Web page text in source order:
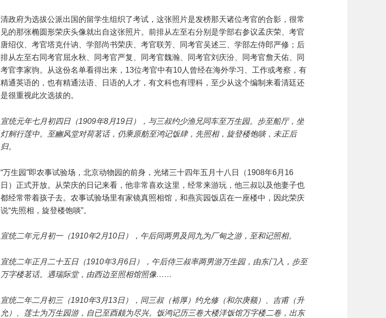
清政府为选拔公派出国的留学生组织了考试，这张照片是发榜那天诸位考官的合影，很常
见的那张椭圆形荣庆头像就出自这张照片。前排从左至右分别是学部右参议孟庆荣、考官
唐绍仪、考官塔克什讷、学部尚书荣庆、考官联芳、同考官吴述三、学部左侍郎严修；后
排从左至右同考官屈永秋、同考官严复、同考官魏瀚、同考官刘庆汾、同考官詹天佑、同
考官李家驹。从这份名单看得出来，13位考官中有10人曾经在海外学习、工作或考察，有
精通英语的，也有精通法语、日语的人才，有文科也有理科，至少从这个编制来看清廷还
是很重视此次选拔的。
宣统元年七月初四日（1909年8月19日），与三叔约少渔兄同车至万生园。步至船厅，坐
灯舸行莲中。至豳风堂对荷茗话，仍乘原舫至鸿记饭肆，先照相，旋登楼饱啖，未正后
归。
“万生园”即农事试验场，北京动物园的前身，光绪三十四年五月十八日（1908年6月16
日）正式开放。从荣庆的日记来看，他非常喜欢这里，经常来游玩，他三叔以及他妻子也
都经常带着孩子去。农事试验场里有家镜真照相馆，和燕宾园饭店在一座楼中，因此荣庆
说“先照相，旋登楼饱啖”。
宣统二年元月初一（1910年2月10日），午后同两男及同九为厂甸之游，至和记照相。
宣统二年正月二十五日（1910年3月6日），午后侍三叔率两男游万生园，由东门入，步至
万字楼茗话。遇瑞际堂，由西边至照相馆照像……
宣统二年二月初三（1910年3月13日），同三叔（裕厚）约允修（和尔庚额）、吉甫（升
允）、莲士为万生园游，自已至酉颇为尽兴。饭鸿记历三卷大楼洋饭馆万字楼二卷，出东